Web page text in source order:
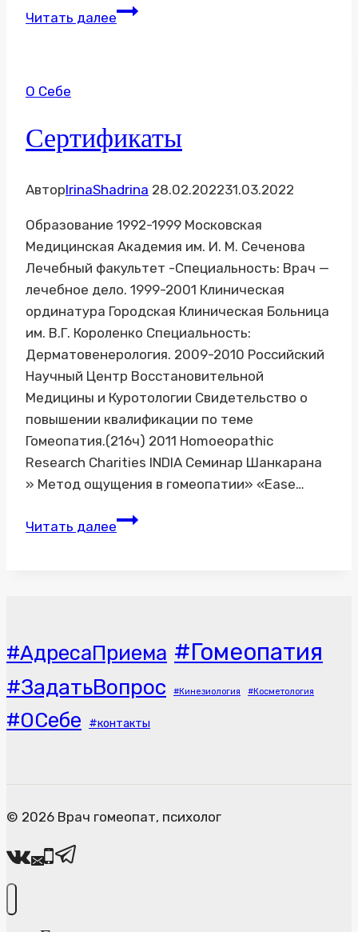
Читать далееРезюме
О Себе
Сертификаты
АвторIrinaShadrina 28.02.202231.03.2022
Образование 1992-1999 Московская
Медицинская Академия им. И. М. Сеченова
Лечебный факультет -Специальность: Врач —
лечебное дело. 1999-2001 Клиническая
ординатура Городская Клиническая Больница
им. В.Г. Короленко Специальность:
Дерматовенерология. 2009-2010 Российский
Научный Центр Восстановительной
Медицины и Куротологии Свидетельство о
повышении квалификации по теме
Гомеопатия.(216ч) 2011 Homoeopathic
Research Charities INDIA Семинар Шанкарана
» Метод ощущения в гомеопатии» «Ease…
Читать далееСертификаты
#АдресаПриема #Гомеопатия
#ЗадатьВопрос #Кинезиология #Косметология
#ОСебе #контакты
© 2026 Врач гомеопат, психолог